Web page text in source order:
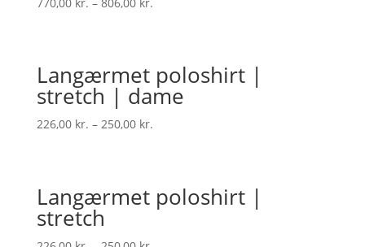
Langærmet poloshirt |
stretch | dame
226,00 kr. – 250,00 kr.
Langærmet poloshirt |
stretch